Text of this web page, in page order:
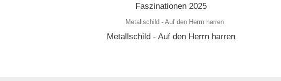
Faszinationen 2025
Metallschild - Auf den Herrn harren